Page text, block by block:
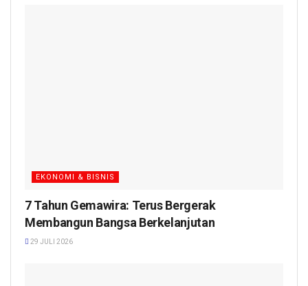
EKONOMI & BISNIS
7 Tahun Gemawira: Terus Bergerak
Membangun Bangsa Berkelanjutan
29 JULI 2026